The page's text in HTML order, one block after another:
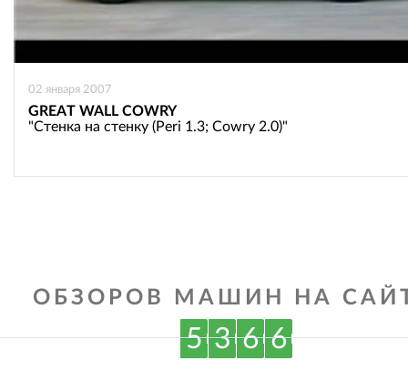
02 января 2007
GREAT WALL COWRY
"Стенка на стенку (Peri 1.3; Cowry 2.0)"
ОБЗОРОВ МАШИН НА
5 3 6 6